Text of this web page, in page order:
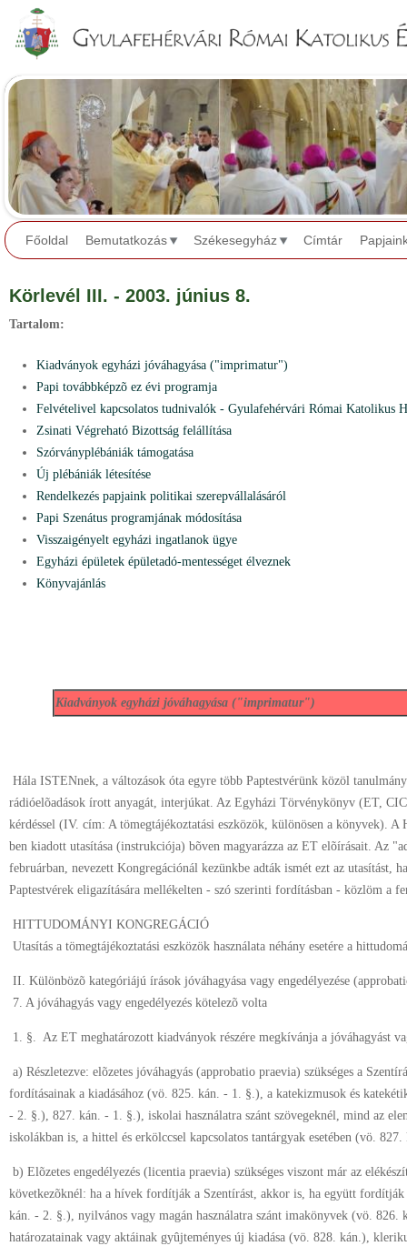
Főoldal Bemutatkozás Székesegyház Címtár
Körlevél III. - 2003. június 8.
Tartalom:
Kiadványok egyházi jóváhagyása ("imprimatur")
Papi továbbképzõ ez évi programja
Felvételivel kapcsolatos tudnivalók - Gyulafehérvári Római Katolikus
Zsinati Végreható Bizottság felállítása
Szórványplébániák támogatása
Új plébániák létesítése
Rendelkezés papjaink politikai szerepvállalásáról
Papi Szenátus programjának módosítása
Visszaigényelt egyházi ingatlanok ügye
Egyházi épületek épületadó-mentességet élveznek
Könyvajánlás
Kiadványok egyházi jóváhagyása ("imprimatur")
Hála ISTENnek, a változások óta egyre több Paptestvérünk közöl
rádióelõadások írott anyagát, interjúkat. Az Egyházi Törvénykönyv (ET,
kérdéssel (IV. cím: A tömegtájékoztatási eszközök, különösen a könyvek).
ben kiadott utasítása (instrukciója) bõven magyarázza az ET elõírásait. Az
februárban, nevezett Kongregációnál kezünkbe adták ismét ezt az utasítást,
Paptestvérek eligazítására mellékelten - szó szerinti fordításban - közlöm a
HITTUDOMÁNYI KONGREGÁCIÓ
Utasítás a tömegtájékoztatási eszközök használata néhány esetére a
II. Különbözõ kategóriájú írások jóváhagyása vagy engedélyezése
7. A jóváhagyás vagy engedélyezés kötelezõ volta
1. §. Az ET meghatározott kiadványok részére megkívánja a jóváhagyást
a) Részletezve: elõzetes jóváhagyás (approbatio praevia) szükséges a
fordításainak a kiadásához (vö. 825. kán. - 1. §.), a katekizmusok és
- 2. §.), 827. kán. - 1. §.), iskolai használatra szánt szövegeknél, mind az
iskolákban is, a hittel és erkölccsel kapcsolatos tantárgyak esetében (vö.
b) Elõzetes engedélyezés (licentia praevia) szükséges viszont már az
következõknél: ha a hívek fordítják a Szentírást, akkor is, ha együtt
kán. - 2. §.), nyilvános vagy magán használatra szánt imakönyvek (vö. 826.
határozatainak vagy aktáinak gyûjteményes új kiadása (vö. 828. kán.),